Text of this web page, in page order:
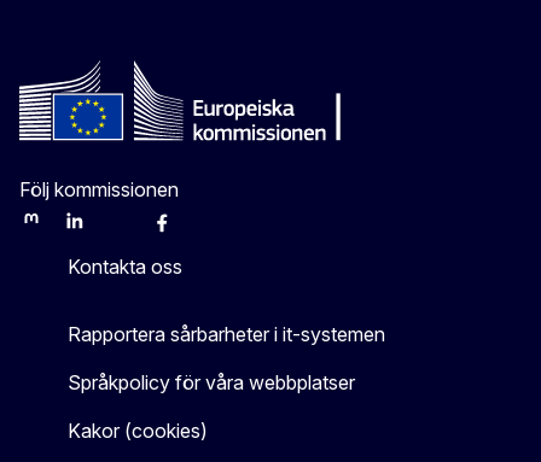
Följ kommissionen
MastodonLinkedInBlueskyFacebook
Kontakta oss
Rapportera sårbarheter i it-systemen
Språkpolicy för våra webbplatser
Kakor (cookies)